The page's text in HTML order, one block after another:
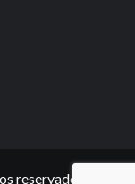
reservados.